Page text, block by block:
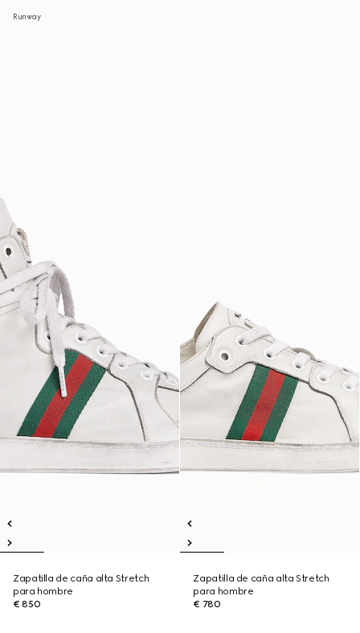
Runway
Zapatilla de caña alta Stretch
para hombre
€ 850
Zapatilla de caña alta Stretch
para hombre
€ 780